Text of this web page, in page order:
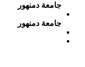
جامعة دمنهور
جامعة دمنهور